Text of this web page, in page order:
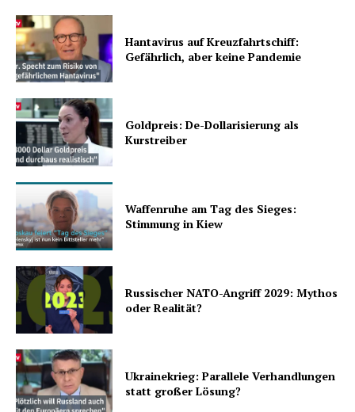
Hantavirus auf Kreuzfahrtschiff:
Gefährlich, aber keine Pandemie
Goldpreis: De-Dollarisierung als
Kurstreiber
Waffenruhe am Tag des Sieges:
Stimmung in Kiew
Russischer NATO-Angriff 2029: Mythos
oder Realität?
Ukrainekrieg: Parallele Verhandlungen
statt großer Lösung?